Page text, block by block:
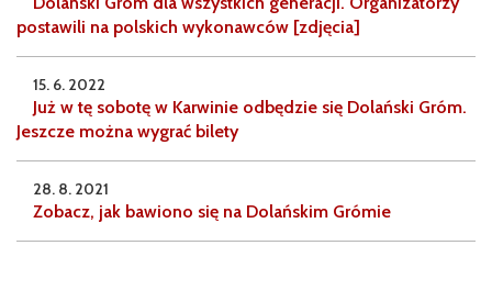
postawili na polskich wykonawców [zdjęcia]
15. 6. 2022
Już w tę sobotę w Karwinie odbędzie się Dolański Gróm.
Jeszcze można wygrać bilety
28. 8. 2021
Zobacz, jak bawiono się na Dolańskim Grómie